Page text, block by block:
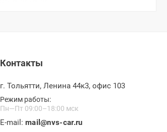
Контакты
г. Тольятти, Ленина 44к3, офис 103
Режим работы:
Пн—Пт 09:00–18:00 мск
E-mail: mail@nvs-car.ru